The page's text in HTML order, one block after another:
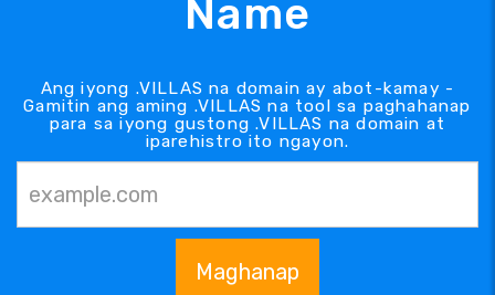
Name
Ang iyong .VILLAS na domain ay abot-kamay -
Gamitin ang aming .VILLAS na tool sa paghahanap
para sa iyong gustong .VILLAS na domain at
iparehistro ito ngayon.
Maghanap